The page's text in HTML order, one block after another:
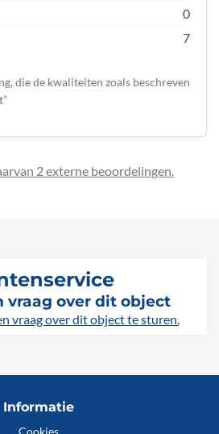
0
7
die de kwaliteiten zoals beschreven
2 externe beoordelingen.
vraag over dit object
vraag over dit object te sturen.
Informatie